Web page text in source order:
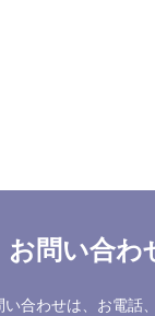
お問い合わ
合わせは、お電話